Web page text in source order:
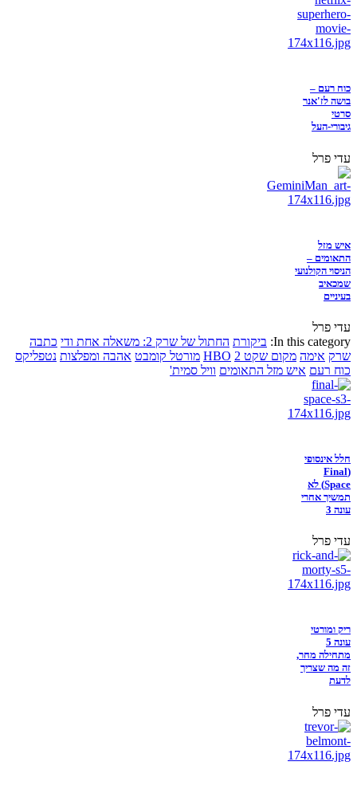
כוח רעם –
בושה לז'אנר
סרטי
גיבורי-העל
עדי פרל
איש מזל
התאומים –
הניסוי הקולנועי
שמכאיב
בעיניים
עדי פרל
In this category: ביקורת החתול של שרק 2: משאלה אחת ודי
כתבה
שרק אימה מקום שקט 2 HBO מורטל קומבט אהבה ומפלצות נטפליקס
כוח רעם איש מזל התאומים וויל סמית'
חלל אינסופי
(Final
Space) לא
תמשיך אחרי
עונה 3
עדי פרל
ריק ומורטי
עונה 5
מתחילה מחר,
זה מה שצריך
לדעת
עדי פרל